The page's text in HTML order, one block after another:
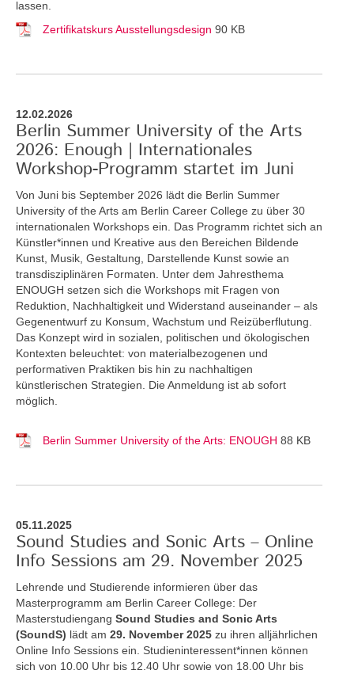
lassen.
Zertifikatskurs Ausstellungsdesign 90 KB
12.02.2026
Berlin Summer University of the Arts
2026: Enough | Internationales
Workshop-Programm startet im Juni
Von Juni bis September 2026 lädt die Berlin Summer
University of the Arts am Berlin Career College zu über 30
internationalen Workshops ein. Das Programm richtet sich an
Künstler*innen und Kreative aus den Bereichen Bildende
Kunst, Musik, Gestaltung, Darstellende Kunst sowie an
transdisziplinären Formaten. Unter dem Jahresthema
ENOUGH setzen sich die Workshops mit Fragen von
Reduktion, Nachhaltigkeit und Widerstand auseinander – als
Gegenentwurf zu Konsum, Wachstum und Reizüberflutung.
Das Konzept wird in sozialen, politischen und ökologischen
Kontexten beleuchtet: von materialbezogenen und
performativen Praktiken bis hin zu nachhaltigen
künstlerischen Strategien. Die Anmeldung ist ab sofort
möglich.
Berlin Summer University of the Arts: ENOUGH 88 KB
05.11.2025
Sound Studies and Sonic Arts – Online
Info Sessions am 29. November 2025
Lehrende und Studierende informieren über das
Masterprogramm am Berlin Career College: Der
Masterstudiengang Sound Studies and Sonic Arts
(SoundS) lädt am 29. November 2025 zu ihren alljährlichen
Online Info Sessions ein. Studieninteressent*innen können
sich von 10.00 Uhr bis 12.40 Uhr sowie von 18.00 Uhr bis